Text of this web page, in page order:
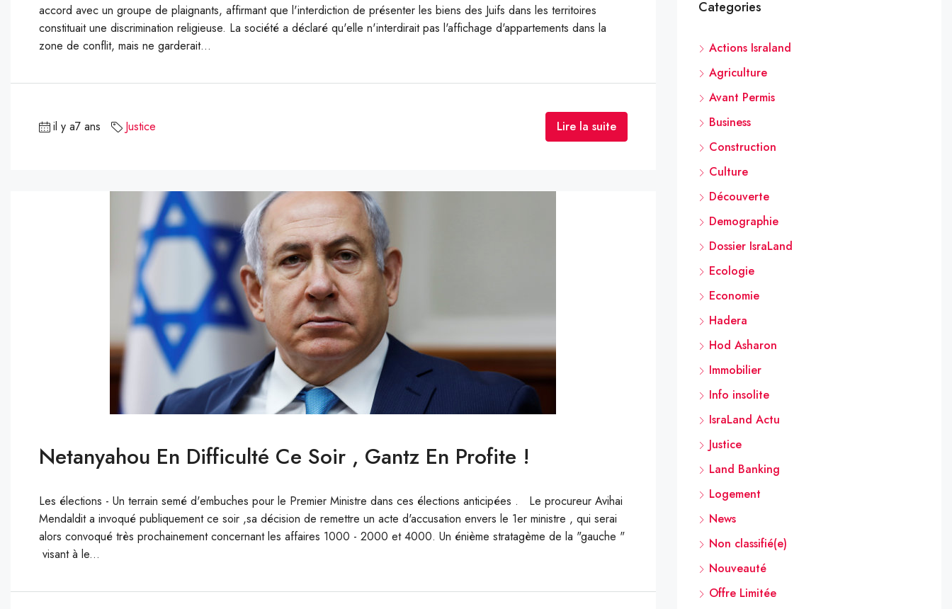
accord avec un groupe de plaignants, affirmant que l'interdiction de présenter les biens des Juifs dans les territoires
constituait une discrimination religieuse. La société a déclaré qu'elle n'interdirait pas l'affichage d'appartements dans la
zone de conflit, mais ne garderait...
il y a7 ans Justice Lire la suite
Netanyahou En Difficulté Ce Soir , Gantz En Profite !
Les élections - Un terrain semé d'embuches pour le Premier Ministre dans ces élections anticipées . Le procureur Avihai
Mendaldit a invoqué publiquement ce soir ,sa décision de remettre un acte d'accusation envers le 1er ministre , qui serai
alors convoqué très prochainement concernant les affaires 1000 - 2000 et 4000. Un énième stratagème de la "gauche "
visant à le...
Categories
Actions Israland
Agriculture
Avant Permis
Business
Construction
Culture
Découverte
Demographie
Dossier IsraLand
Ecologie
Economie
Hadera
Hod Asharon
Immobilier
Info insolite
IsraLand Actu
Justice
Land Banking
Logement
News
Non classifié(e)
Nouveauté
Offre Limitée